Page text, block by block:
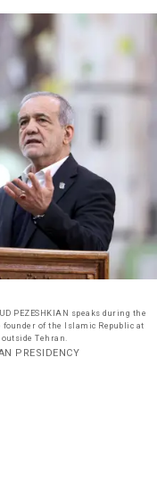
PEZESHKIAN speaks during the
of the Islamic Republic at
Tehran.
PRESIDENCY